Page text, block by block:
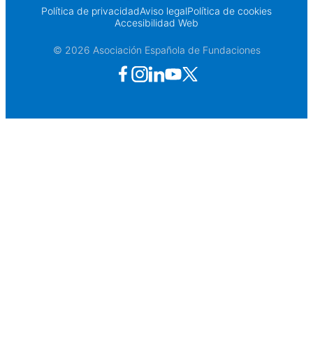
Política de privacidadAviso legalPolítica de cookies
Accesibilidad Web
© 2026 Asociación Española de Fundaciones